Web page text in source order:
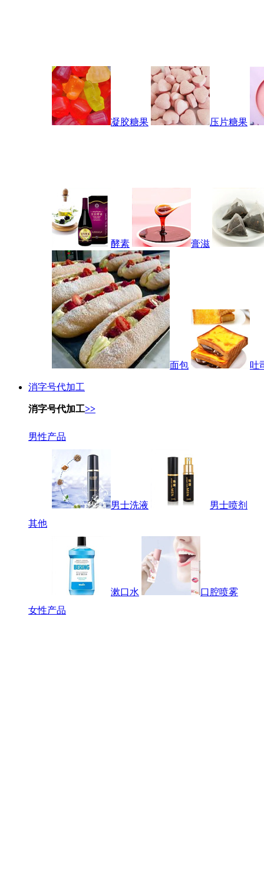
凝胶糖果 压片糖果
酵素 膏滋
面包 吐
消字号代加工
消字号代加工>>
男性产品
男士洗液
男士喷剂
其他
漱口水
口腔喷雾
女性产品